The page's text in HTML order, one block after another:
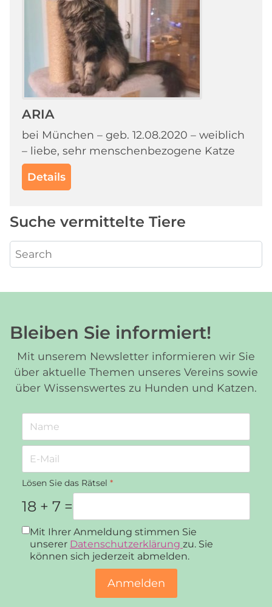
ARIA
bei München – geb. 12.08.2020 – weiblich
– liebe, sehr menschenbezogene Katze
Details
Suche vermittelte Tiere
Bleiben Sie informiert!
Mit unserem Newsletter informieren wir Sie
über aktuelle Themen unseres Vereins sowie
über Wissenswertes zu Hunden und Katzen.
Lösen Sie das Rätsel *
18 + 7 =
Datenschutz*
Mit Ihrer Anmeldung stimmen Sie
unserer Datenschutzerklärung zu. Sie
können sich jederzeit abmelden.
Anmelden